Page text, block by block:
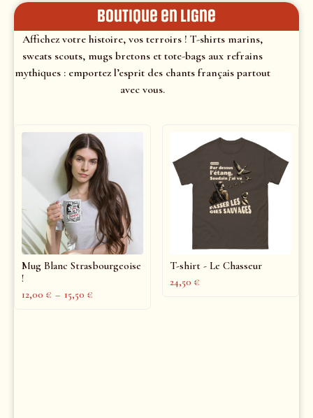
Boutique en ligne
Affichez votre histoire, vos terroirs ! T-shirts marins,
sweats scouts, mugs bretons et tote-bags aux refrains
mythiques : emportez l’esprit des chants français partout
avec vous.
Mug Blanc Strasbourgeoise
!
12,00 € – 15,50 €
T-shirt - Le Chasseur
24,50 €